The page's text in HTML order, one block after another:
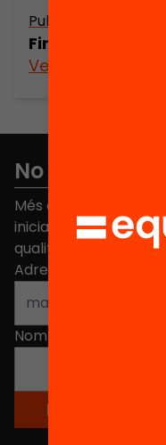
Publicació
Finançament
Veure’n més
No et perdis
Més de 40.000
iniciatives, propostes
qualitat de
Adreça electrònica
Nom